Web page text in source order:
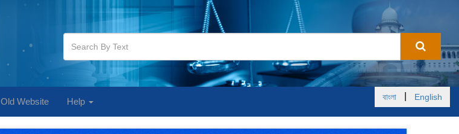
Old Website Help বাংলা English